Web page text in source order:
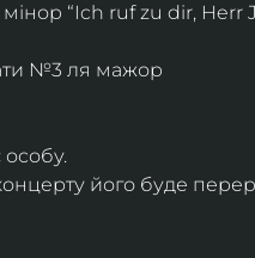
“Ich ruf zu dir, Herr
№3 ля мажор
його буде